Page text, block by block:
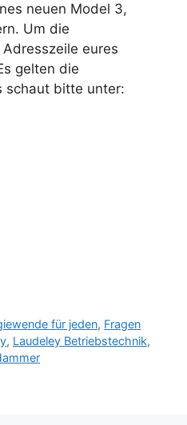
neuen Model 3,
Um die
eures
gelten die
schaut bitte unter:
für jeden, Fragen
, Laudeley Betriebstechnik,